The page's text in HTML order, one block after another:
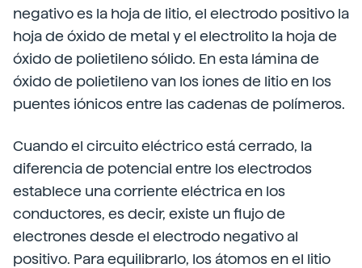
negativo es la hoja de litio, el electrodo positivo la
hoja de óxido de metal y el electrolito la hoja de
óxido de polietileno sólido. En esta lámina de
óxido de polietileno van los iones de litio en los
puentes iónicos entre las cadenas de polímeros.
Cuando el circuito eléctrico está cerrado, la
diferencia de potencial entre los electrodos
establece una corriente eléctrica en los
conductores, es decir, existe un flujo de
electrones desde el electrodo negativo al
positivo. Para equilibrarlo, los átomos en el litio